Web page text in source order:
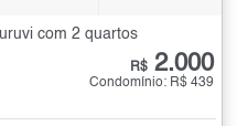
com 2 quartos
R$ 2.000
Condomínio: R$ 439